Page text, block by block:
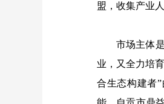
盟，收集产业
市场主体
业，又全力培
合生态构建者